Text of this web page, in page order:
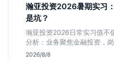
瀚亚投资2026暑期实习
是坑？
瀚亚投资2026日常实习值不
分析：业务聚焦金融投资，
不明确。适合急需上海高含
2026/8/8